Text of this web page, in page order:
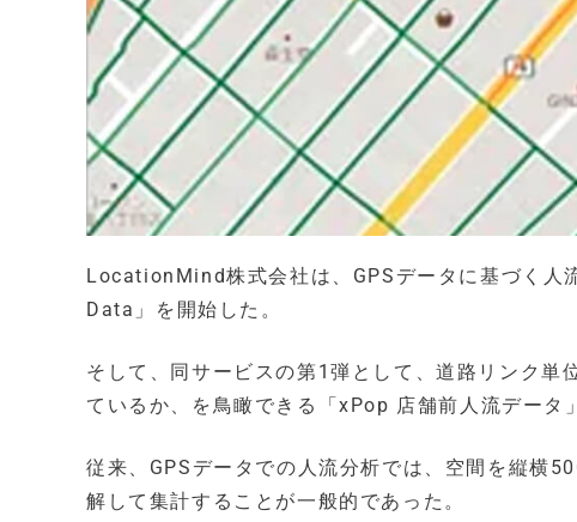
LocationMind株式会社は、GPSデータに基づく
Data」を開始した。
そして、同サービスの第1弾として、道路リンク単
ているか、を鳥瞰できる「xPop 店舗前人流データ
従来、GPSデータでの人流分析では、空間を縦横
解して集計することが一般的であった。